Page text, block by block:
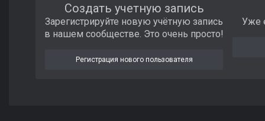
Создать учетную запись
Зарегистрируйте новую учётную запись
в нашем сообществе. Это очень просто!
Регистрация нового пользователя
Уже